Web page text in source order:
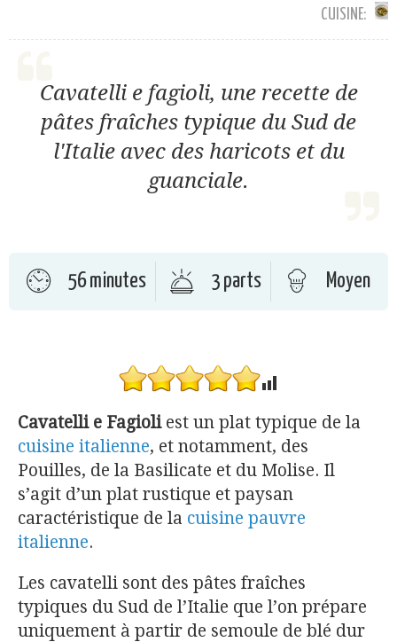
CUISINE:
Cavatelli e fagioli, une recette de
pâtes fraîches typique du Sud de
l'Italie avec des haricots et du
guanciale.
56 minutes 3 parts Moyen
Cavatelli e Fagioliest un plat typique de la
cuisine italienne, et notamment, des
Pouilles, de la Basilicate et du Molise. Il
s’agit d’un plat rustique et paysan
caractéristique de la cuisine pauvre
italienne.
Les cavatelli sont des pâtes fraîches
typiques du Sud de l’Italie que l’on prépare
uniquement à partir de semoule de blé dur